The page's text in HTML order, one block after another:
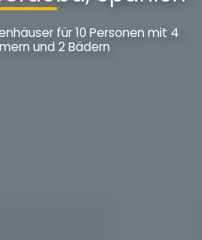
für 10 Personen mit 4
und 2 Bädern